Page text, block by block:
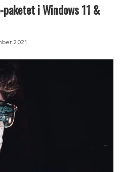
i Windows 11 &
2021